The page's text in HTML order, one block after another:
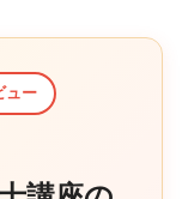
ュー